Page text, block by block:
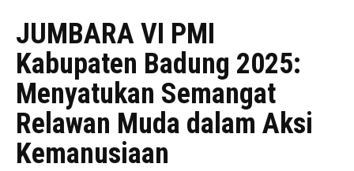
JUMBARA VI PMI
Kabupaten Badung 2025:
Menyatukan Semangat
Relawan Muda dalam Aksi
Kemanusiaan